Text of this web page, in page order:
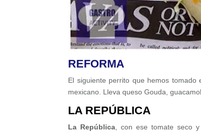
REFORMA
El siguiente perrito que hemos tomado
mexicano. Lleva queso Gouda,
LA REPÚBLICA
La República , con ese tomate seco